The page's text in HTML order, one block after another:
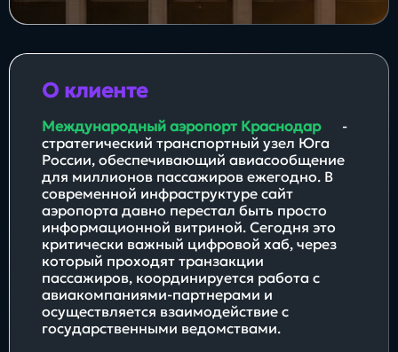
Direkt
Заполнить
бриф
Контакты
О клиенте
Международный аэропорт Краснодар
-
стратегический транспортный узел Юга
России, обеспечивающий авиасообщение
для миллионов пассажиров ежегодно. В
современной инфраструктуре сайт
аэропорта давно перестал быть просто
информационной витриной. Сегодня это
критически важный цифровой хаб, через
который проходят транзакции
пассажиров, координируется работа с
авиакомпаниями-партнерами и
осуществляется взаимодействие с
государственными ведомствами.